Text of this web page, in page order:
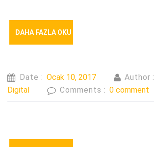
DAHA FAZLA OKU
Date : Ocak 10, 2017 Author :
Digital
Comments : 0 comment